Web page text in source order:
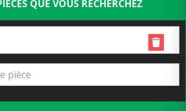
QUE VOUS RECHERCHEZ